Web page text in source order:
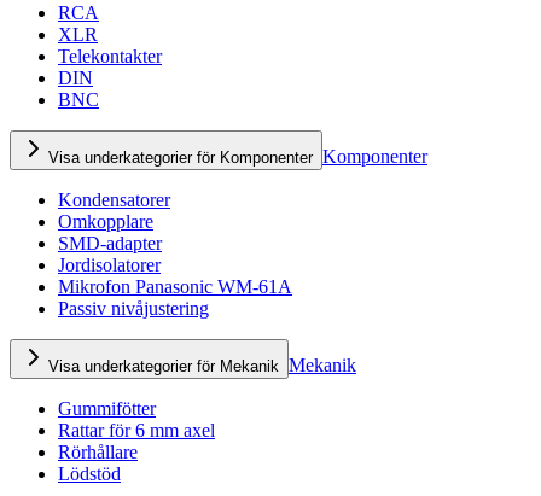
RCA
XLR
Telekontakter
DIN
BNC
Visa underkategorier för Komponenter Komponenter
Kondensatorer
Omkopplare
SMD-adapter
Jordisolatorer
Mikrofon Panasonic WM-61A
Passiv nivåjustering
Visa underkategorier för Mekanik Mekanik
Gummifötter
Rattar för 6 mm axel
Rörhållare
Lödstöd